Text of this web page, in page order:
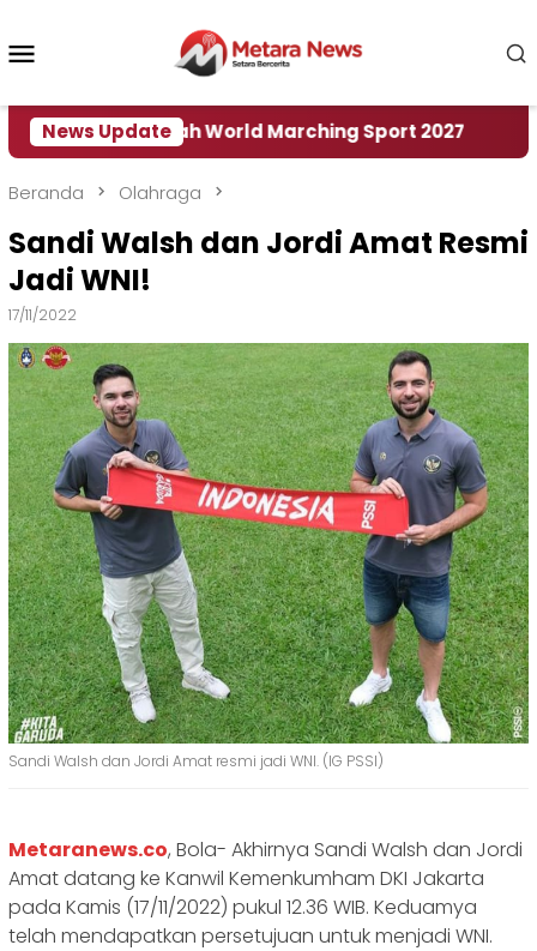
konten
News Update
Rumah World Marching Sport 2027 ‎Soal
Beranda Olahraga
Sandi Walsh dan Jordi Amat Resmi
Jadi WNI!
17/11/2022
Sandi Walsh dan Jordi Amat resmi jadi WNI. (IG PSSI)
Metaranews.co, Bola- Akhirnya Sandi Walsh dan Jordi
Amat datang ke Kanwil Kemenkumham DKI Jakarta
pada Kamis (17/11/2022) pukul 12.36 WIB. Keduamya
telah mendapatkan persetujuan untuk menjadi WNI.